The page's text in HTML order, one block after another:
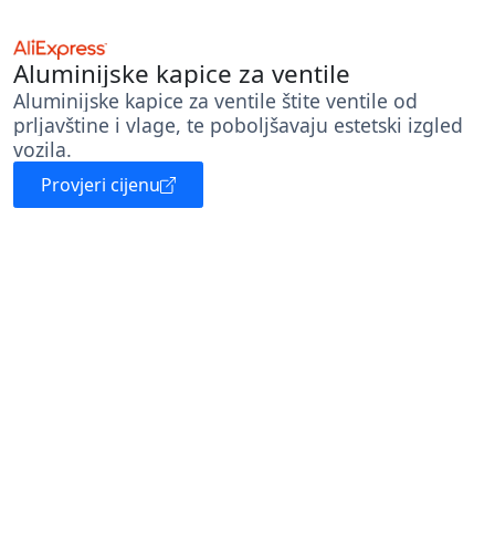
Aluminijske kapice za ventile
Aluminijske kapice za ventile štite ventile od
prljavštine i vlage, te poboljšavaju estetski izgled
vozila.
Provjeri cijenu